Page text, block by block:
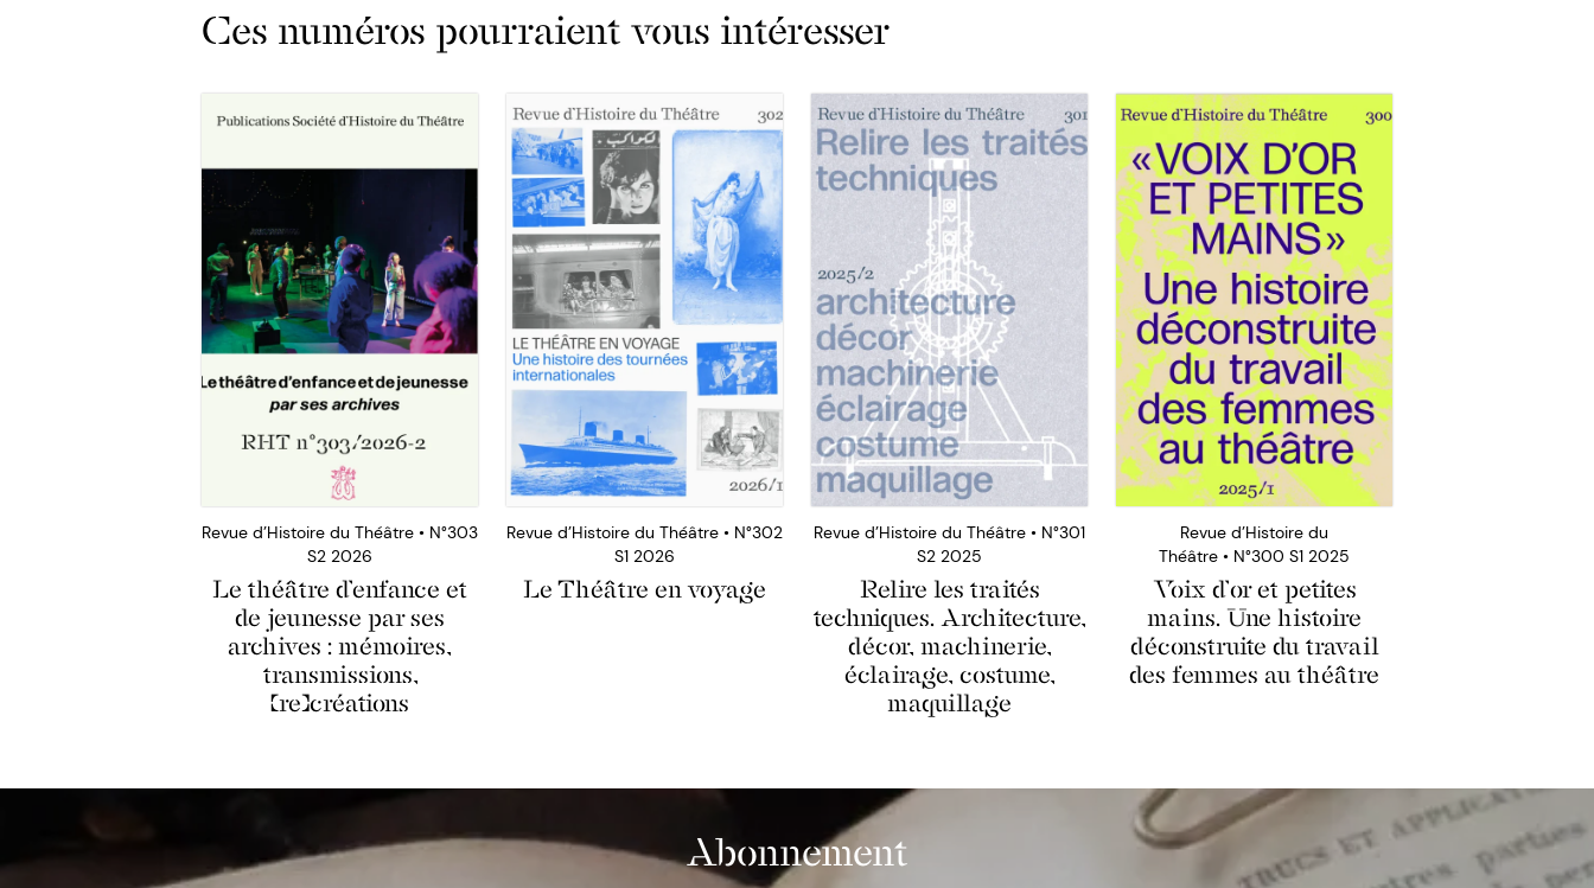
Ces numéros pourraient vous intéresser
Revue d’Histoire du Théâtre • N°303
S2 2026
Le théâtre d’enfance et
de jeunesse par ses
archives : mémoires,
transmissions,
(re)créations
Revue d’Histoire du Théâtre • N°302
S1 2026
Le Théâtre en voyage
Revue d’Histoire du Théâtre • N°301
S2 2025
Relire les traités
techniques. Architecture,
décor, machinerie,
éclairage, costume,
maquillage
Revue d’Histoire du
Théâtre • N°300 S1 2025
Voix d’or et petites
mains. Une histoire
déconstruite du travail
des femmes au théâtre
Abonnement